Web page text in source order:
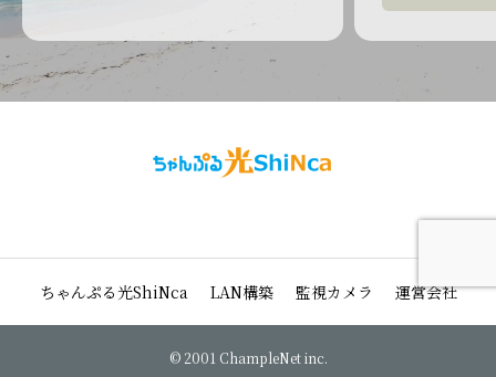
ちゃんぷる光ShiNca LAN構築 監視カメラ 運営会社
© 2001 ChampleNet inc.